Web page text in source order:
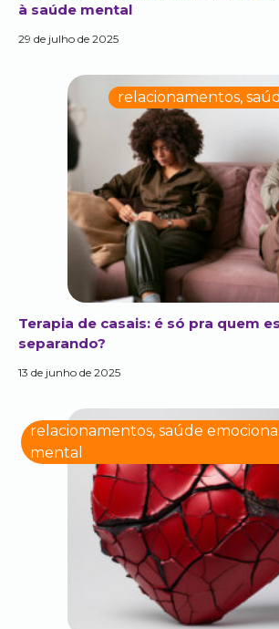
à saúde mental
29 de julho de 2025
relacionamentos,
Terapia de casais: é só pra quem
separando?
13 de junho de 2025
relacionamentos, saúde emocional
mental